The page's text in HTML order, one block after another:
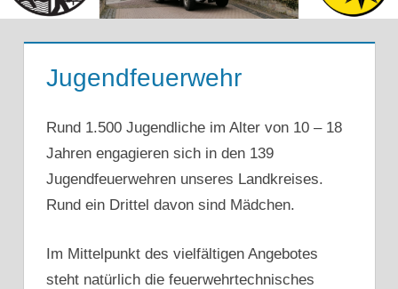
Jugendfeuerwehr
Rund 1.500 Jugendliche im Alter von 10 – 18
Jahren engagieren sich in den 139
Jugendfeuerwehren unseres Landkreises.
Rund ein Drittel davon sind Mädchen.
Im Mittelpunkt des vielfältigen Angebotes
steht natürlich die feuerwehrtechnisches